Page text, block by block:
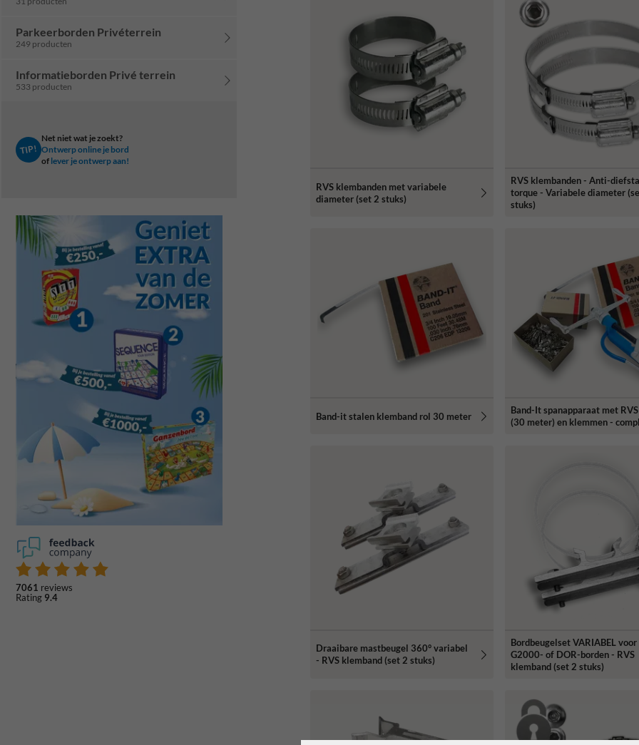
Parkeerborden Privéterrein
249 producten
Informatieborden Privé terrein
533 producten
TIP!
Net niet wat je zoekt?
Ontwerp online je bord
of lever je ontwerp aan!
7061 reviews
Rating 9.4
RVS klembanden met variabele
diameter (set 2 stuks)
RVS klembanden - Anti-
torque - Variabele diameter
stuks)
Band-it stalen klemband rol 30 meter
Band-It spanapparaat met
(30 meter) en klemmen -
Draaibare mastbeugel 360° variabel
- RVS klemband (set 2 stuks)
Bordbeugelset VARIABEL voor
G2000- of DOR-borden - RVS
klemband (set 2 stuks)